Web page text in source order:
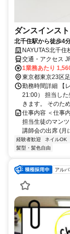
ダンスインス
北千住駅から徒歩4
NAYUTAS北千住
交通・アクセス
1業務あたり
東京都東京23区
勤務時間詳細 【
21:00） 担当し
きます。 そのた
仕事内容 ＜仕事
担当生徒のマン
講師会の出席 (月
経験者歓迎 ネイルOK
髪型・髪色自由
アル